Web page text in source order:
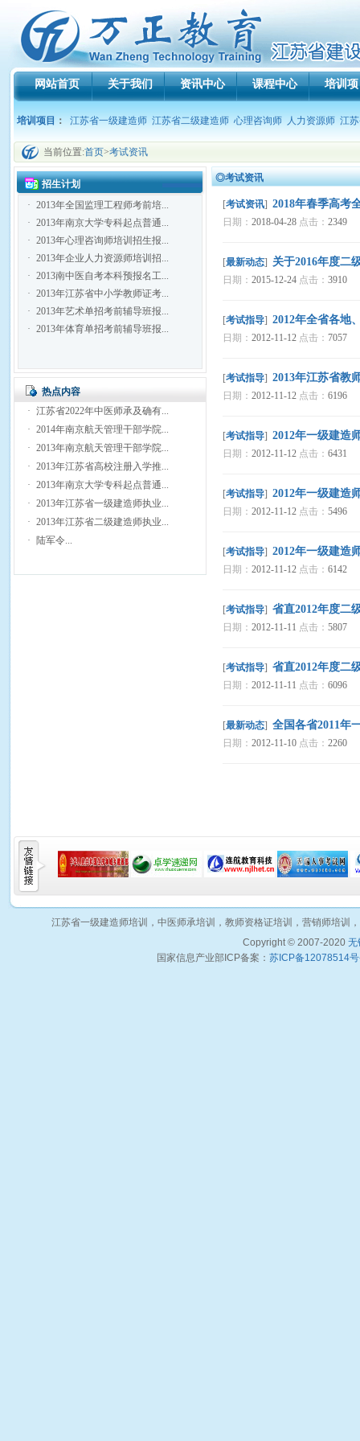
网站首页 关于我们 资讯中心 课程中心 培训
培训项目 ： 江苏省一级建造师 江苏省二级建造师 心理咨询师 人力资源师 江
当前位置:首页>考试资讯
招生计划
· 2013年全国监理工程师考前培...
· 2013年南京大学专科起点普通...
· 2013年心理咨询师培训招生报...
· 2013年企业人力资源师培训招...
· 2013南中医自考本科预报名工...
· 2013年江苏省中小学教师证考...
· 2013年艺术单招考前辅导班报...
· 2013年体育单招考前辅导班报...
热点内容
· 江苏省2022年中医师承及确有...
· 2014年南京航天管理干部学院...
· 2013年南京航天管理干部学院...
· 2013年江苏省高校注册入学推...
· 2013年南京大学专科起点普通...
· 2013年江苏省一级建造师执业...
· 2013年江苏省二级建造师执业...
·
陆军令...
◎考试资讯
[考试资讯] 2018年春季高考
日期： 2018-04-28 点击： 2349
[最新动态] 关于2016年度二
日期： 2015-12-24 点击： 3910
[考试指导] 2012年全省各地
日期： 2012-11-12 点击： 7057
[考试指导] 2013年江苏省教
日期： 2012-11-12 点击： 6196
[考试指导] 2012年一级建造
日期： 2012-11-12 点击： 6431
[考试指导] 2012年一级建造
日期： 2012-11-12 点击： 5496
[考试指导] 2012年一级建造
日期： 2012-11-12 点击： 6142
[考试指导] 省直2012年度二
日期： 2012-11-11 点击： 5807
[考试指导] 省直2012年度二
日期： 2012-11-11 点击： 6096
[最新动态] 全国各省2011年
日期： 2012-11-10 点击： 2260
江苏省一级建造师培训，中医师承培训，教师资格证培训，营销师培训
Copyright © 2007-2020 无
国家信息产业部ICP备案： 苏ICP备12078514